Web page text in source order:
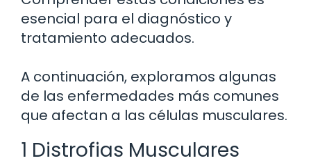
esencial para el diagnóstico y
tratamiento adecuados.
A continuación, exploramos algunas
de las enfermedades más comunes
que afectan a las células musculares.
1 Distrofias Musculares